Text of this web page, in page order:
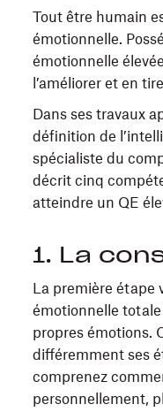
Tout être humain
émotionnelle.
émotionnelle
l’améliorer et en
Dans ses travaux
définition de
spécialiste du
décrit cinq
atteindre un QE
1. La
La première étape
émotionnelle
propres émotions.
différemment ses
comprenez
personnellement,